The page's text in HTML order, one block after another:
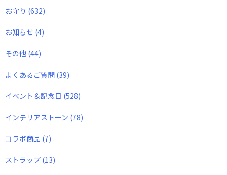
お守り (632)
お知らせ (4)
その他 (44)
よくあるご質問 (39)
イベント＆記念日 (528)
インテリアストーン (78)
コラボ商品 (7)
ストラップ (13)